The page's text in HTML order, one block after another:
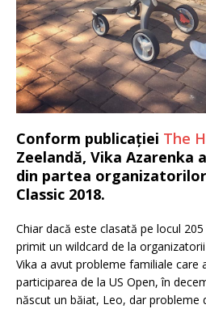
Conform publicației The
Zeelandă, Vika Azarenka
din partea
Classic 2018.
Chiar dacă este clasată pe locul
primit un wildcard de la
Vika a avut probleme familiale care
participarea de la US Open, în
născut un băiat, Leo, dar probleme